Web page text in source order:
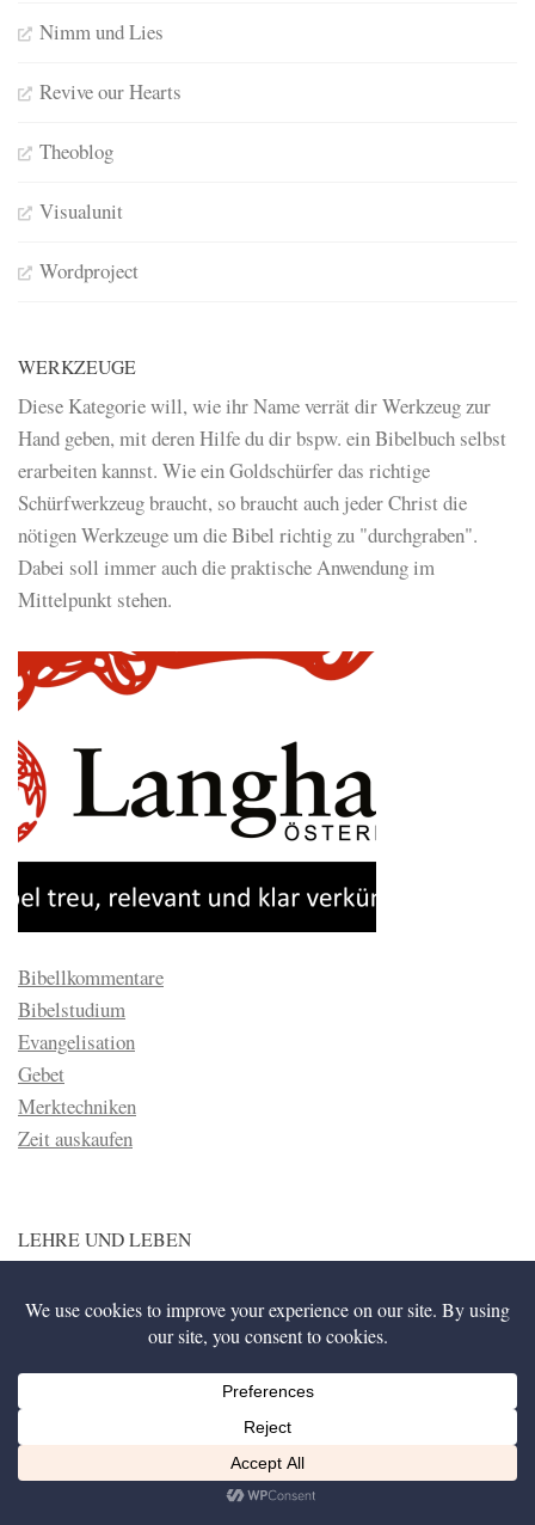
Nimm und Lies
Revive our Hearts
Theoblog
Visualunit
Wordproject
WERKZEUGE
Diese Kategorie will, wie ihr Name verrät dir Werkzeug zur
Hand geben, mit deren Hilfe du dir bspw. ein Bibelbuch selbst
erarbeiten kannst. Wie ein Goldschürfer das richtige
Schürfwerkzeug braucht, so braucht auch jeder Christ die
nötigen Werkzeuge um die Bibel richtig zu "durchgraben".
Dabei soll immer auch die praktische Anwendung im
Mittelpunkt stehen.
Bibellkommentare
Bibelstudium
Evangelisation
Gebet
Merktechniken
Zeit auskaufen
LEHRE UND LEBEN
theoretisch und langweilig, sondern der Brennstoff der unsere
Liebe zu Gott anfacht, ist. Jesus sagte einmal, dass die
Wahrheit frei machen würde (Joh 8:32) und genauso ist auch
das Gegenteil der Fall. Lüge, oder falsche Lehre nimmt
gefangen und hindert den Menschen daran treu und fröhlich für
Gott zu leben.Diese Website nutzt Cookies, um bestmögliche Funktionalität bieten zu können.
Ich bin einverstanden